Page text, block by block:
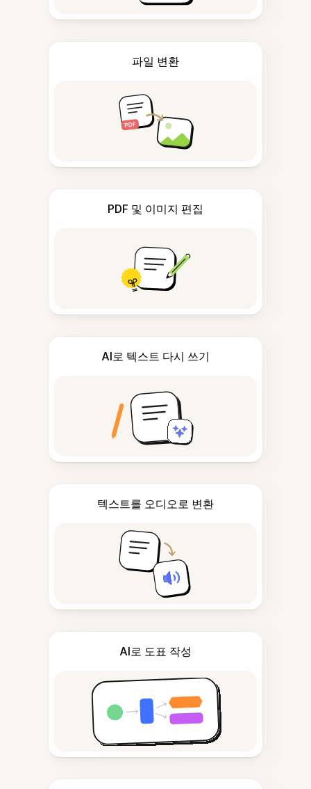
파일 변환
PDF 및 이미지 편집
AI로 텍스트 다시 쓰기
텍스트를 오디오로 변환
AI로 도표 작성